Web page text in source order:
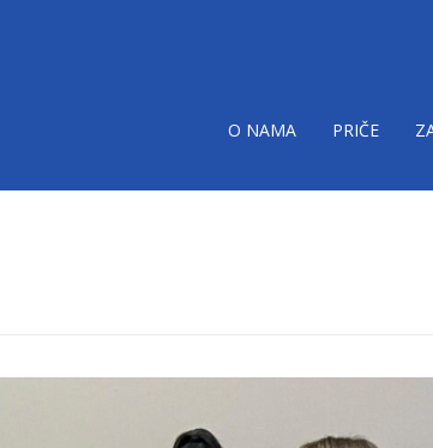
O NAMA PRIČE